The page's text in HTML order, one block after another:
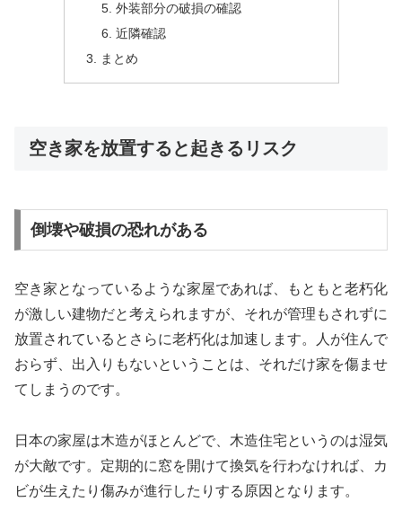
外装部分の破損の確認
近隣確認
まとめ
空き家を放置すると起きるリスク
倒壊や破損の恐れがある
空き家となっているような家屋であれば、もともと老朽化
が激しい建物だと考えられますが、それが管理もされずに
放置されているとさらに老朽化は加速します。人が住んで
おらず、出入りもないということは、それだけ家を傷ませ
てしまうのです。
日本の家屋は木造がほとんどで、木造住宅というのは湿気
が大敵です。定期的に窓を開けて換気を行わなければ、カ
ビが生えたり傷みが進行したりする原因となります。